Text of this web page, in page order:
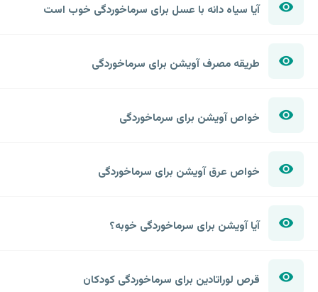
آیا سیاه دانه با عسل برای سرماخوردگی خوب است
طریقه مصرف آویشن برای سرماخوردگی
خواص آویشن برای سرماخوردگی
خواص عرق آویشن برای سرماخوردگی
آیا آویشن برای سرماخوردگی خوبه؟
قرص لوراتادین برای سرماخوردگی کودکان